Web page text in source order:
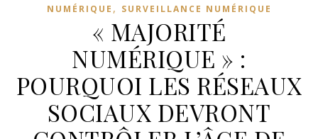
NUMÉRIQUE , SURVEILLANCE NUMÉRIQUE
« MAJORITÉ
NUMÉRIQUE » :
POURQUOI LES RÉSEAUX
SOCIAUX DEVRONT